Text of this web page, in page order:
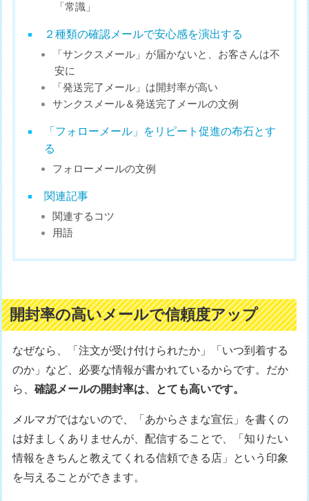
「常識」
２種類の確認メールで安心感を演出する
「サンクスメール」が届かないと、お客さんは不
安に
「発送完了メール」は開封率が高い
サンクスメール＆発送完了メールの文例
「フォローメール」をリピート促進の布石とす
る
フォローメールの文例
関連記事
関連するコツ
用語
開封率の高いメールで信頼度アップ
なぜなら、「注文が受け付けられたか」「いつ到着する
のか」など、必要な情報が書かれているからです。だか
ら、確認メールの開封率は、とても高いです。
メルマガではないので、「あからさまな宣伝」を書くの
は好ましくありませんが、配信することで、「知りたい
情報をきちんと教えてくれる信頼できる店」という印象
を与えることができます。